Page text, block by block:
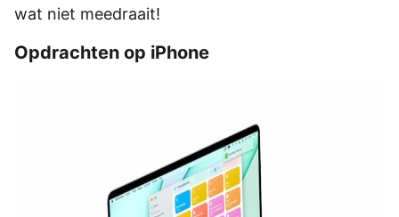
wat niet meedraait!
Opdrachten op iPhone